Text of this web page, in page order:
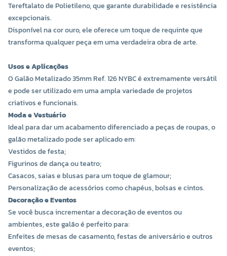
Tereftalato de Polietileno, que garante durabilidade e resistência
excepcionais.
Disponível na cor ouro, ele oferece um toque de requinte que
transforma qualquer peça em uma verdadeira obra de arte.
Usos e Aplicações
O Galão Metalizado 35mm Ref. 126 NYBC é extremamente versátil
e pode ser utilizado em uma ampla variedade de projetos
criativos e funcionais.
Moda e Vestuário
Ideal para dar um acabamento diferenciado a peças de roupas, o
galão metalizado pode ser aplicado em:
Vestidos de festa;
Figurinos de dança ou teatro;
Casacos, saias e blusas para um toque de glamour;
Personalização de acessórios como chapéus, bolsas e cintos.
Decoração e Eventos
Se você busca incrementar a decoração de eventos ou
ambientes, este galão é perfeito para:
Enfeites de mesas de casamento, festas de aniversário e outros
eventos;